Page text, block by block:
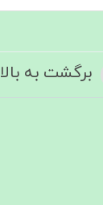
برگشت به بالا